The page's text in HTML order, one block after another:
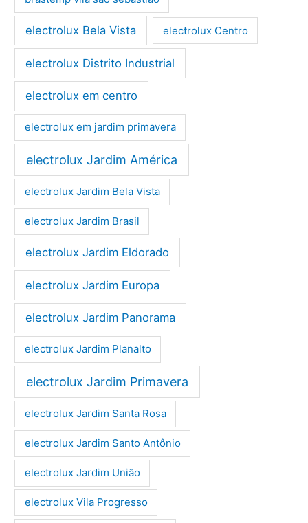
electrolux Bela Vista electrolux Centro
electrolux Distrito Industrial
electrolux em centro
electrolux em jardim primavera
electrolux Jardim América
electrolux Jardim Bela Vista
electrolux Jardim Brasil
electrolux Jardim Eldorado
electrolux Jardim Europa
electrolux Jardim Panorama
electrolux Jardim Planalto
electrolux Jardim Primavera
electrolux Jardim Santa Rosa
electrolux Jardim Santo Antônio
electrolux Jardim União
electrolux Vila Progresso